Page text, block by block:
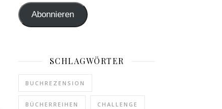
Abonnieren
SCHLAGWÖRTER
BUCHREZENSION
BÜCHERREIHEN CHALLENGE